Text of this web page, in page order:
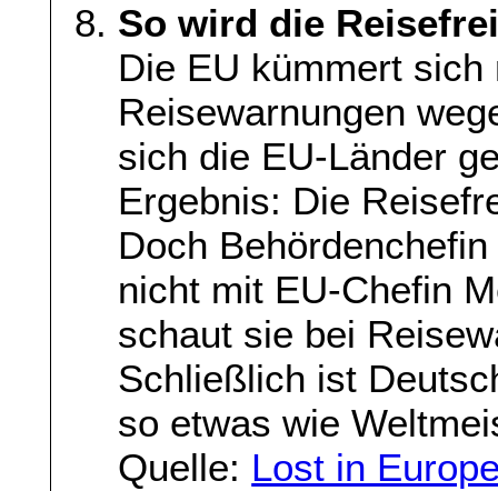
So wird die
Die EU kümmert
Reisewarnungen
sich die EU-Länder
Ergebnis: Die
Doch
nicht mit EU-Chefin
schaut sie bei
Schließlich ist
so etwas wie
Quelle: Lost in